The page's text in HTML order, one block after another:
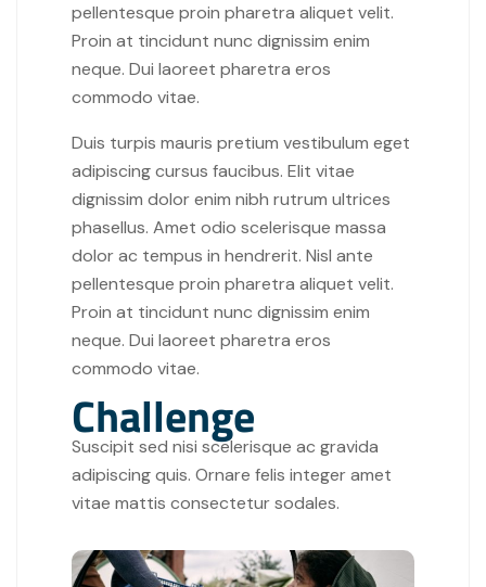
pellentesque proin pharetra aliquet velit.
Proin at tincidunt nunc dignissim enim
neque. Dui laoreet pharetra eros
commodo vitae.
Duis turpis mauris pretium vestibulum eget
adipiscing cursus faucibus. Elit vitae
dignissim dolor enim nibh rutrum ultrices
phasellus. Amet odio scelerisque massa
dolor ac tempus in hendrerit. Nisl ante
pellentesque proin pharetra aliquet velit.
Proin at tincidunt nunc dignissim enim
neque. Dui laoreet pharetra eros
commodo vitae.
Challenge
Suscipit sed nisi scelerisque ac gravida
adipiscing quis. Ornare felis integer amet
vitae mattis consectetur sodales.